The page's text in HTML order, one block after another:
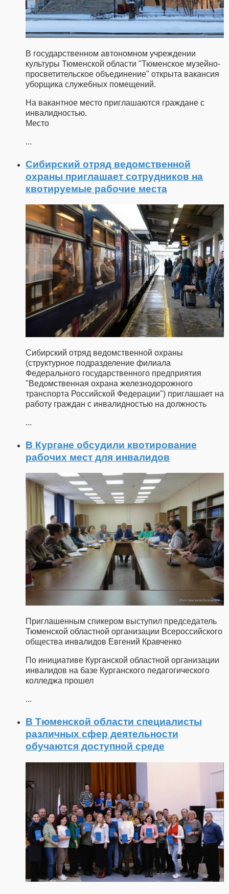
В государственном автономном учреждении
культуры Тюменской области "Тюменское музейно-
просветительское объединение" открыта вакансия
уборщика служебных помещений.
На вакантное место приглашаются граждане с
инвалидностью.
Место
...
Сибирский отряд ведомственной
охраны приглашает сотрудников на
квотируемые рабочие места
Сибирский отряд ведомственной охраны
(структурное подразделение филиала
Федерального государственного предприятия
"Ведомственная охрана железнодорожного
транспорта Российской Федерации") приглашает на
работу граждан с инвалидностью на должность
...
В Кургане обсудили квотирование
рабочих мест для инвалидов
Приглашенным спикером выступил председатель
Тюменской областной организации Всероссийского
общества инвалидов Евгений Кравченко
По инициативе Курганской областной организации
инвалидов на базе Курганского педагогического
колледжа прошел
...
В Тюменской области специалисты
различных сфер деятельности
обучаются доступной среде